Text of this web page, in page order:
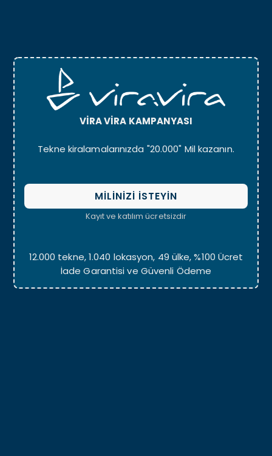
VİRA VİRA KAMPANYASI
Tekne kiralamalarınızda "20.000" Mil kazanın.
MİLİNİZİ İSTEYİN
Kayıt ve katılım ücretsizdir
12.000 tekne, 1.040 lokasyon, 49 ülke, %100 Ücret
İade Garantisi ve Güvenli Ödeme